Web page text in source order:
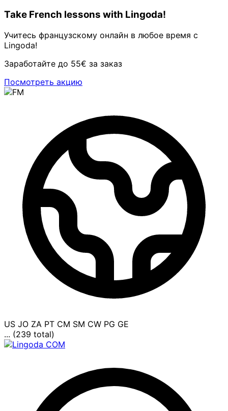
Take French lessons with Lingoda!
Учитесь французскому онлайн в любое время с
Lingoda!
Заработайте до 55€ за заказ
Посмотреть акцию
US JO ZA PT CM SM CW PG GE
... (239 total)